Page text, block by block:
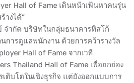
Hall of Fame เดินหน้าเฟ้นหาคนรุ่น
างได้”
จำกัด บริษัทในกลุ่มธนาคารทิสโก้
การดูแลพนักงาน ด้วยการคว้ารางวัล
Hall of Fame จากเวที
Thailand Hall of Fame เพื่อยกย่อง
เติบโตในเชิงธุรกิจ แต่ยังออกแบบการ